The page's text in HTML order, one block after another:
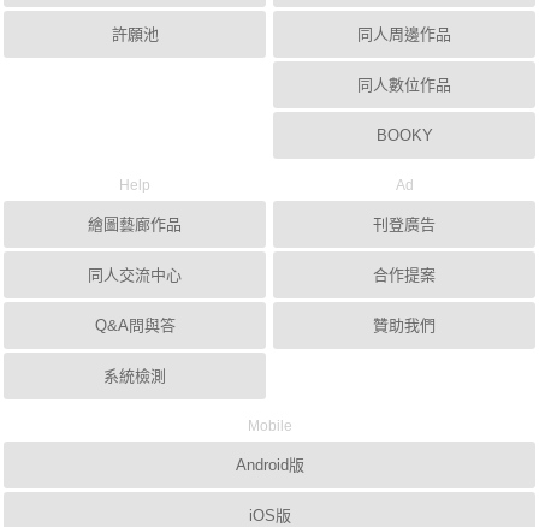
許願池 同人周邊作品
同人數位作品
BOOKY
Help
繪圖藝廊作品
同人交流中心
Q&A問與答
系統檢測
Ad
刊登廣告
合作提案
贊助我們
Mobile
Android版
iOS版